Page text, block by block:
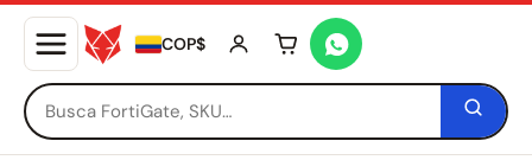
COP$ Tu carrito está vacío